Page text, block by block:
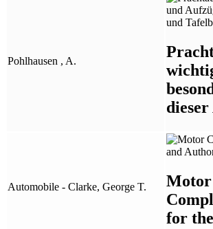
Pohlhausen , A.
Automobile - Clarke, George T.
Motor
for